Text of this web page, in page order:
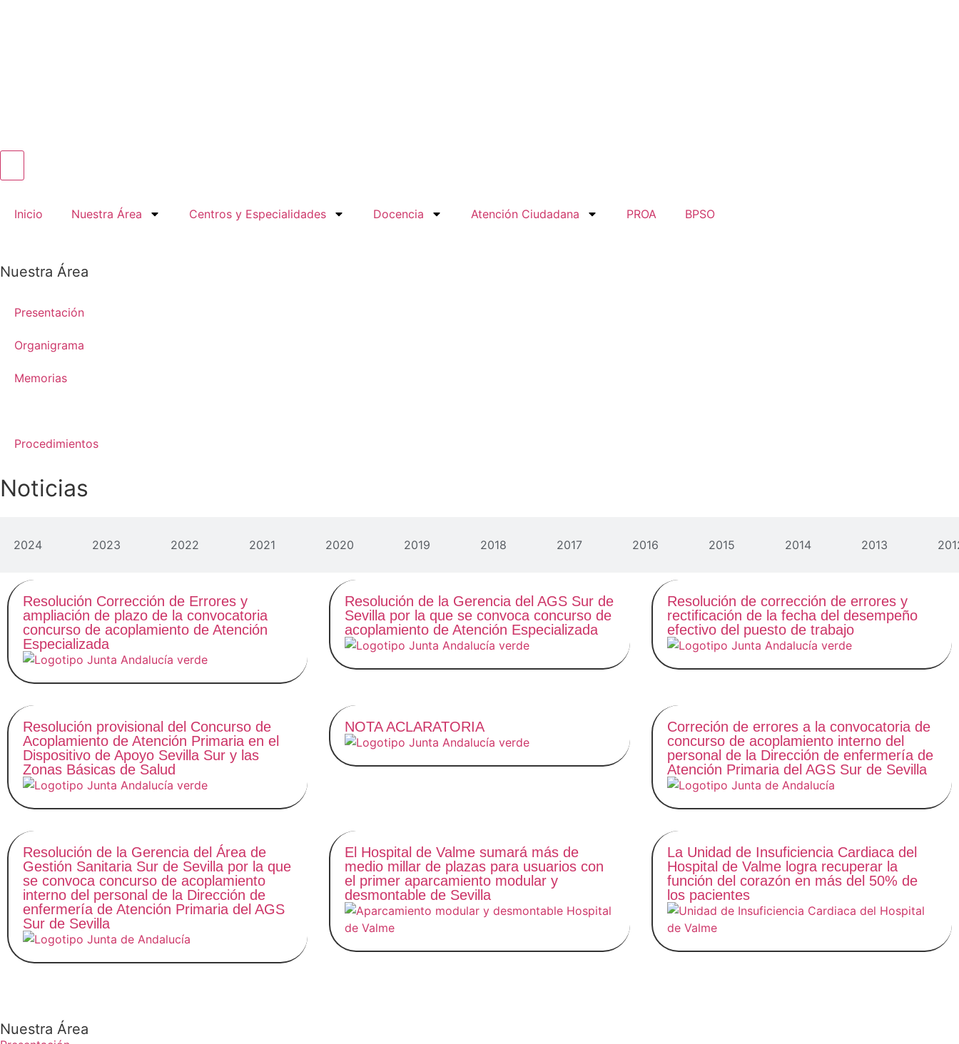
Inicio Nuestra Área Centros y Especialidades Docencia Atención Ciudadana PROA BPSO
Nuestra Área
Presentación
Organigrama
Memorias
Procedimientos
Noticias
2024 2023 2022 2021 2020 2019 2018 2017 2016 2015 2014 2013
Resolución Corrección de Errores y
ampliación de plazo de la convocatoria
concurso de acoplamiento de Atención
Especializada
Resolución de la Gerencia del AGS Sur de
Sevilla por la que se convoca concurso de
acoplamiento de Atención Especializada
Resolución de corrección de errores y
rectificación de la fecha del desempeño
efectivo del puesto de trabajo
Resolución provisional del Concurso de
Acoplamiento de Atención Primaria en el
Dispositivo de Apoyo Sevilla Sur y las
Zonas Básicas de Salud
NOTA ACLARATORIA
Correción de errores a la convocatoria de
concurso de acoplamiento interno del
personal de la Dirección de enfermería de
Atención Primaria del AGS Sur de Sevilla
Resolución de la Gerencia del Área de
Gestión Sanitaria Sur de Sevilla por la que
se convoca concurso de acoplamiento
interno del personal de la Dirección de
enfermería de Atención Primaria del AGS
Sur de Sevilla
El Hospital de Valme sumará más de
medio millar de plazas para usuarios con
el primer aparcamiento modular y
desmontable de Sevilla
La Unidad de Insuficiencia Cardiaca del
Hospital de Valme logra recuperar la
función del corazón en más del 50% de
los pacientes
Nuestra Área